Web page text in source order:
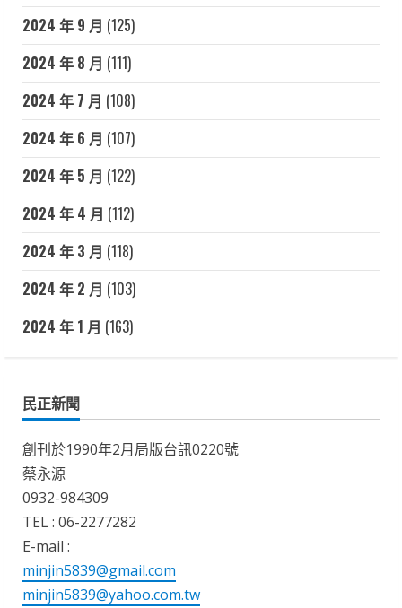
2024 年 9 月 (125)
2024 年 8 月 (111)
2024 年 7 月 (108)
2024 年 6 月 (107)
2024 年 5 月 (122)
2024 年 4 月 (112)
2024 年 3 月 (118)
2024 年 2 月 (103)
2024 年 1 月 (163)
民正新聞
創刊於1990年2月局版台訊0220號
蔡永源
0932-984309
TEL : 06-2277282
E-mail :
minjin5839@gmail.com
minjin5839@yahoo.com.tw